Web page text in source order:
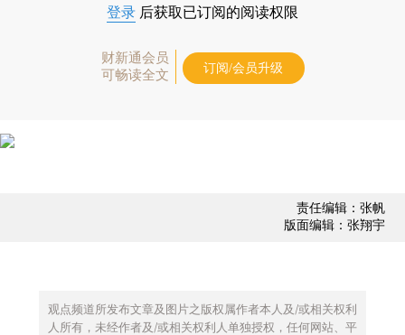
登录 后获取已订阅的阅读权限
财新通会员
可畅读全文
订阅/会员升级
责任编辑：张帆
版面编辑：张翔宇
观点频道所发布文章及图片之版权属作者本人及/或相关权利
人所有，未经作者及/或相关权利人单独授权，任何网站、平